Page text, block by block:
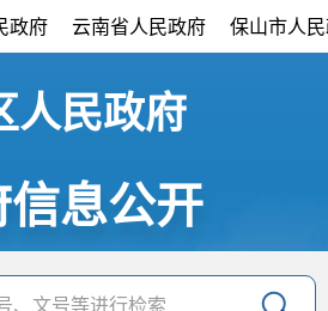
政府 云南省人民政府 保山市人
人民政府
息公开